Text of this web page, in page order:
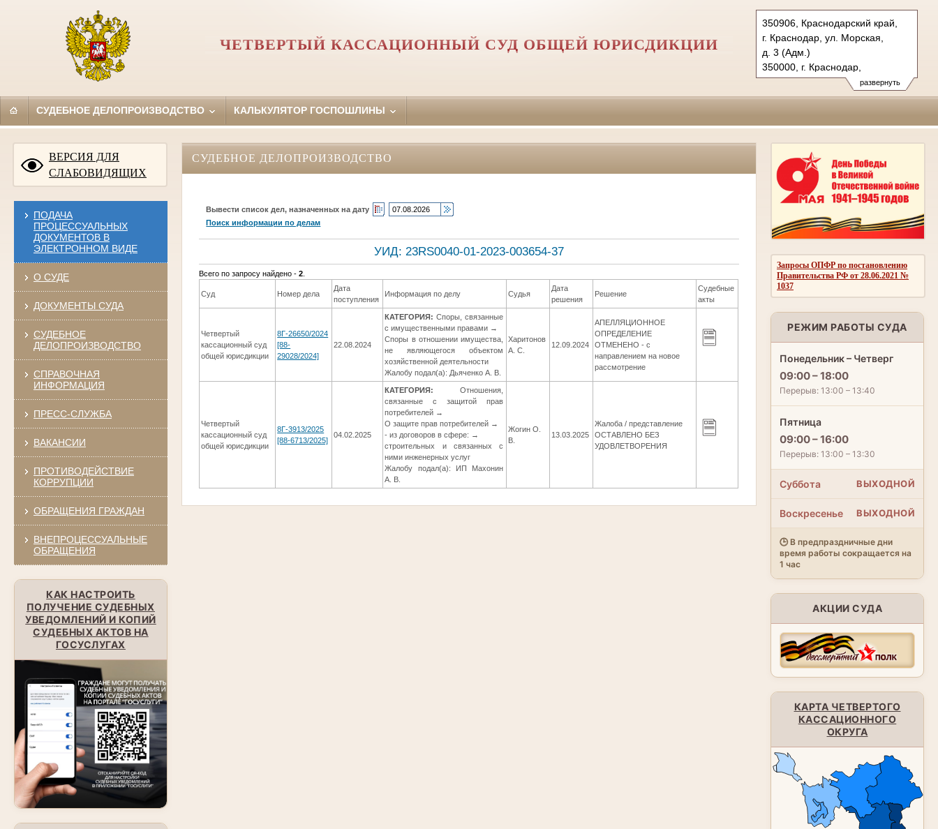
развернуть
350906, Краснодарский край,
г. Краснодар, ул. Морская,
д. 3 (Адм.)
350000, г. Краснодар,
ул. Красная, д.113 (Уг.)
350907, г. Краснодар,
Тел.: (861) 219-24-00
ЧЕТВЕРТЫЙ КАССАЦИОННЫЙ СУД ОБЩЕЙ ЮРИСДИКЦИИ
СУДЕБНОЕ ДЕЛОПРОИЗВОДСТВО КАЛЬКУЛЯТОР ГОСПОШЛИНЫ
ВЕРСИЯ ДЛЯ
СЛАБОВИДЯЩИХ
ПОДАЧА
ПРОЦЕССУАЛЬНЫХ
ДОКУМЕНТОВ В
ЭЛЕКТРОННОМ ВИДЕ
О СУДЕ
ДОКУМЕНТЫ СУДА
СУДЕБНОЕ
ДЕЛОПРОИЗВОДСТВО
СПРАВОЧНАЯ
ИНФОРМАЦИЯ
ПРЕСС-СЛУЖБА
ВАКАНСИИ
ПРОТИВОДЕЙСТВИЕ
КОРРУПЦИИ
ОБРАЩЕНИЯ ГРАЖДАН
ВНЕПРОЦЕССУАЛЬНЫЕ
ОБРАЩЕНИЯ
КАК НАСТРОИТЬ
ПОЛУЧЕНИЕ СУДЕБНЫХ
УВЕДОМЛЕНИЙ И КОПИЙ
СУДЕБНЫХ АКТОВ НА
ГОСУСЛУГАХ
Запросы ОПФР по постановлению
Правительства РФ от 28.06.2021 №
1037
РЕЖИМ РАБОТЫ СУДА
Понедельник – Четверг
09:00 – 18:00
Перерыв: 13:00 – 13:40
Пятница
09:00 – 16:00
Перерыв: 13:00 – 13:30
Суббота ВЫХОДНОЙ
Воскресенье ВЫХОДНОЙ
🕒 В предпраздничные дни
время работы сокращается на
1 час
АКЦИИ СУДА
КАРТА ЧЕТВЕРТОГО
КАССАЦИОННОГО
ОКРУГА
СУДЕБНОЕ ДЕЛОПРОИЗВОДСТВО
Вывести список дел, назначенных на дату
Поиск информации по делам
УИД: 23RS0040-01-2023-003654-37
Всего по запросу найдено -2
Суд Номер дела
Дата
поступления
Информация по делу Судья
Дата
решения
Решение
Судебные
акты
Четвертый
кассационный суд
общей юрисдикции
8Г-26650/2024
[88-
29028/2024]
22.08.2024
КАТЕГОРИЯ: Споры, связанные
с имущественными правами →
Споры в отношении имущества,
не являющегося объектом
хозяйственной деятельности
Жалобу подал(а): Дьяченко А. В.
Харитонов
А. С.
12.09.2024
АПЕЛЛЯЦИОННОЕ
ОПРЕДЕЛЕНИЕ
ОТМЕНЕНО - с
направлением на новое
рассмотрение
Четвертый
кассационный суд
общей юрисдикции
8Г-3913/2025
[88-6713/2025]
04.02.2025
КАТЕГОРИЯ: Отношения,
связанные с защитой прав
потребителей →
О защите прав потребителей →
- из договоров в сфере: →
строительных и связанных с
ними инженерных услуг
Жалобу подал(а): ИП Махонин
А. В.
Жогин О.
В.
13.03.2025
Жалоба / представление
ОСТАВЛЕНО БЕЗ
УДОВЛЕТВОРЕНИЯ